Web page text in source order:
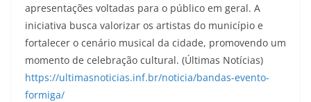
apresentações voltadas para o público em geral. A
iniciativa busca valorizar os artistas do município e
fortalecer o cenário musical da cidade, promovendo um
momento de celebração cultural. (Últimas Notícias)
https://ultimasnoticias.inf.br/noticia/bandas-evento-
formiga/